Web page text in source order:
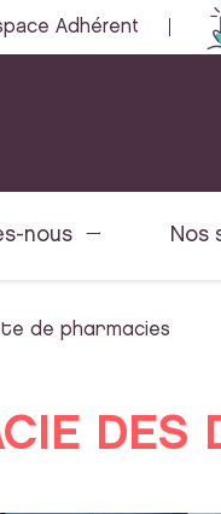
Adhérent
nous Nos
de pharmacies
DES